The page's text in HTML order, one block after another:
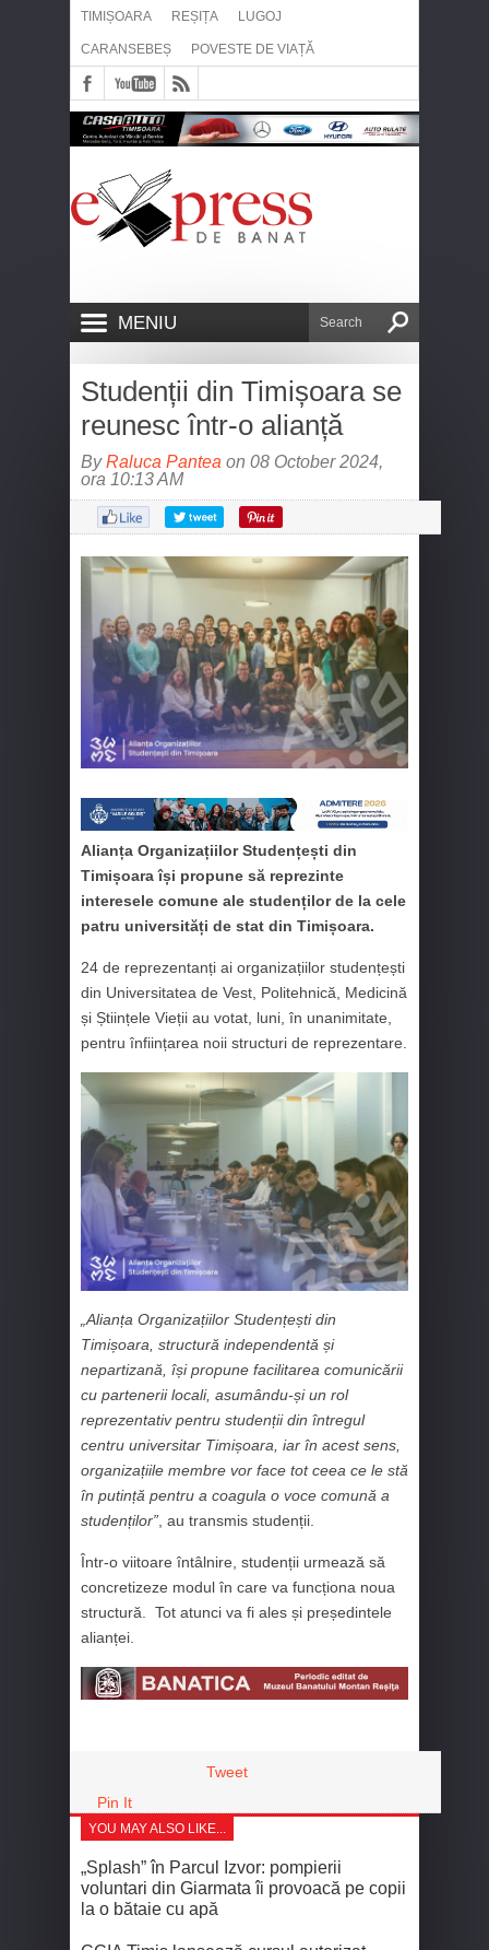
TIMIȘOARA REȘIȚA LUGOJ
CARANSEBEȘ POVESTE DE VIAȚĂ
MENIU
Studenții din Timișoara se
reunesc într-o alianță
ByRaluca Pantea on 08 October 2024,
ora 10:13 AM
Alianța Organizațiilor Studențești din
Timișoara își propune să reprezinte
interesele comune ale studenților de la cele
patru universități de stat din Timișoara.
24 de reprezentanți ai organizațiilor studențești
din Universitatea de Vest, Politehnică, Medicină
și Științele Vieții au votat, luni, în unanimitate,
pentru înființarea noii structuri de reprezentare.
„Alianța Organizațiilor Studențești din
Timișoara, structură independentă și
nepartizană, își propune facilitarea comunicării
cu partenerii locali, asumându-și un rol
reprezentativ pentru studenții din întregul
centru universitar Timișoara, iar în acest sens,
organizațiile membre vor face tot ceea ce le stă
în putință pentru a coagula o voce comună a
studenților” , au transmis studenții.
Într-o viitoare întâlnire, studenții urmează să
concretizeze modul în care va funcționa noua
structură. Tot atunci va fi ales și președintele
alianței.
Tweet
Pin It
YOU MAY ALSO LIKE...
„Splash” în Parcul Izvor: pompierii
voluntari din Giarmata îi provoacă pe copii
la o bătaie cu apă